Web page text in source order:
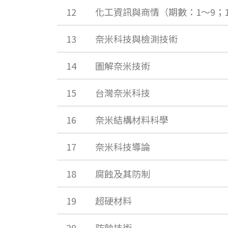
12 化工資訊與商情（期數：1～9；
13 奈米科技與檢測技術
14 圖解奈米技術
15 台灣奈米科技
16 奈米結構材料科學
17 奈米科技導論
18 腐蝕及其防制
19 超硬材料